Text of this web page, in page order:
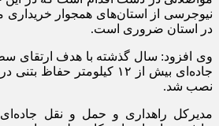
نیوجرسی از استان‌های همجوار خریداری
در استان ضروری است.
وی افزود: سال گذشته با هدف ارتقای
جاده‌ای بیش از ۱۲ کیلومتر
نصب شد.
مدیرکل راهداری و حمل و نقل جاده‌ای